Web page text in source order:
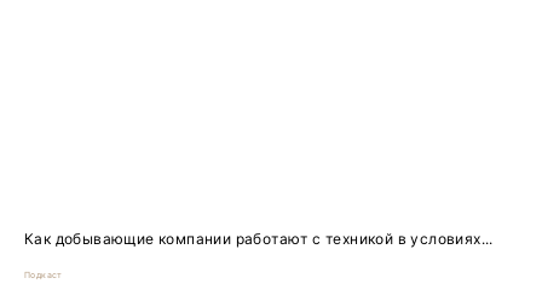
Как добывающие компании работают с техникой в условиях...
Подкаст